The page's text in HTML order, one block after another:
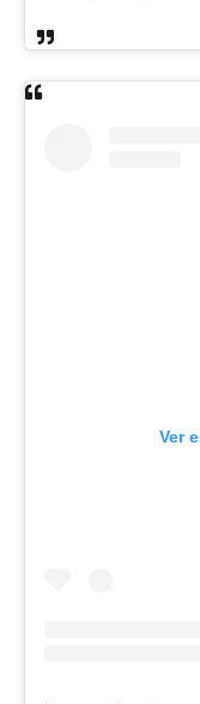
Ver